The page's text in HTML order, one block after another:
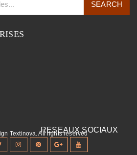
Textinova. All rights reserved